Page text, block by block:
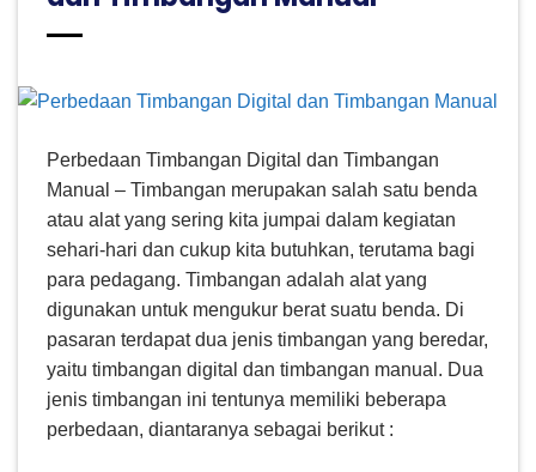
Perbedaan Timbangan Digital dan Timbangan
Manual – Timbangan merupakan salah satu benda
atau alat yang sering kita jumpai dalam kegiatan
sehari-hari dan cukup kita butuhkan, terutama bagi
para pedagang. Timbangan adalah alat yang
digunakan untuk mengukur berat suatu benda. Di
pasaran terdapat dua jenis timbangan yang beredar,
yaitu timbangan digital dan timbangan manual. Dua
jenis timbangan ini tentunya memiliki beberapa
perbedaan, diantaranya sebagai berikut :